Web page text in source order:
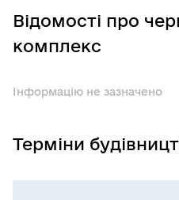
Відомості про
комплекс
Інформацію не зазначено
Терміни